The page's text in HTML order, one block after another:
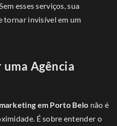
esses serviços, sua
tornar invisível em um
uma Agência
em Porto Belo não é
É sobre entender o